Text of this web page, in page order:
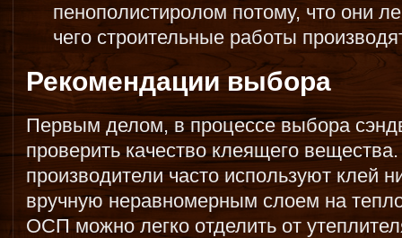
пенополистиролом потому, что они
чего строительные работы
Рекомендации выбора
Первым делом, в процессе выбора
проверить качество клеящего
производители часто используют клей
вручную неравномерным слоем на
ОСП можно легко отделить от